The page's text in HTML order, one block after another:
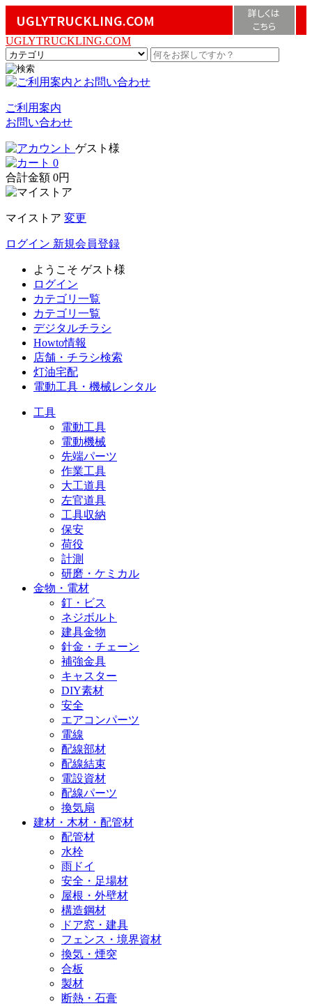
UGLYTRUCKLING.COM
詳しくは
こちら
UGLYTRUCKLING.COM
ご利用案内
お問い合わせ
ゲスト様
0
合計金額 0円
マイストア 変更
ログイン 新規会員登録
ようこそ ゲスト様
ログイン
カテゴリ一覧
カテゴリ一覧
デジタルチラシ
Howto情報
店舗・チラシ検索
灯油宅配
電動工具・機械レンタル
工具
電動工具
電動機械
先端パーツ
作業工具
大工道具
左官道具
工具収納
保安
荷役
計測
研磨・ケミカル
金物・電材
釘・ビス
ネジボルト
建具金物
針金・チェーン
補強金具
キャスター
DIY素材
安全
エアコンパーツ
電線
配線部材
配線結束
電設資材
配線パーツ
換気扇
建材・木材・配管材
配管材
水栓
雨ドイ
安全・足場材
屋根・外壁材
構造鋼材
ドア窓・建具
フェンス・境界資材
換気・煙突
合板
製材
断熱・石膏